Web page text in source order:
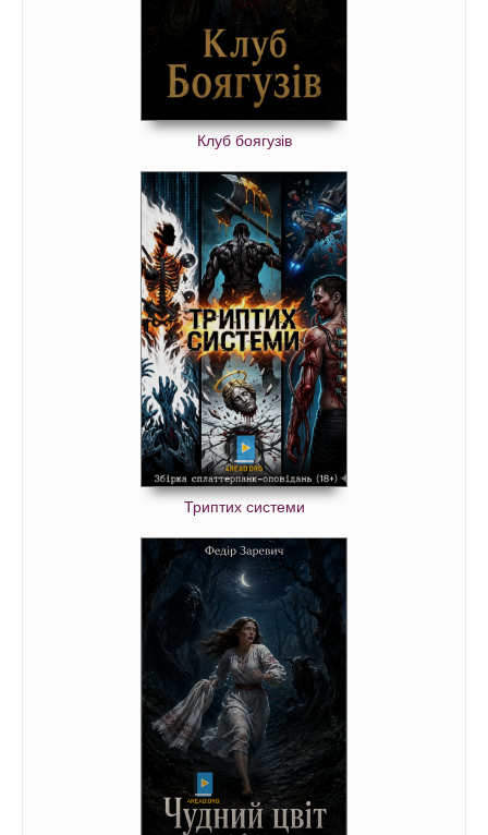
43. Казка про Добре Серце.mp3
44. Казка про Добре Серце.mp3
45. Казка про Добре Серце.mp3
46. Казка про Добре Серце.mp3
48. Казка про Добре Серце.mp3
49. Казка про Добре Серце.mp3
50. Казка про Добре Серце.mp3
Клуб боягузів
Триптих системи